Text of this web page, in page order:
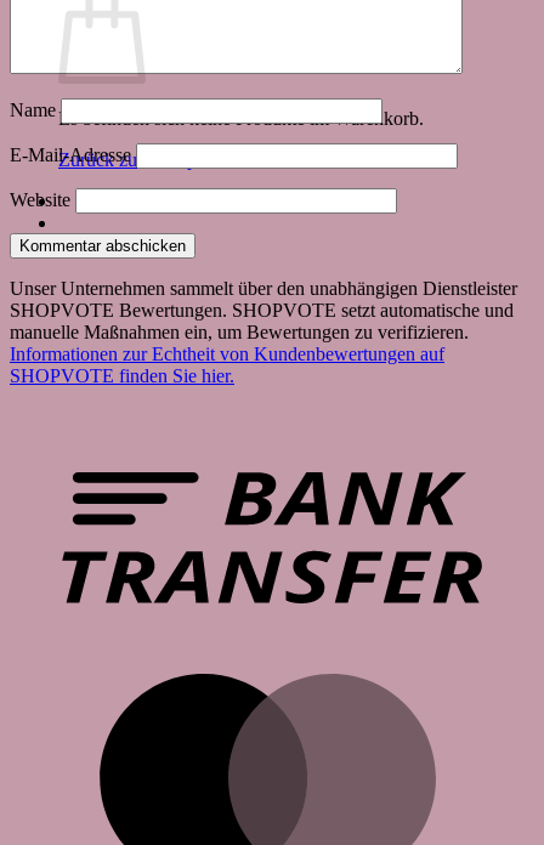
Es befinden sich keine Produkte im Warenkorb.
Zurück zum Shop
Name
E-Mail-Adresse
Website
Unser Unternehmen sammelt über den unabhängigen Dienstleister
SHOPVOTE Bewertungen. SHOPVOTE setzt automatische und
manuelle Maßnahmen ein, um Bewertungen zu verifizieren.
Informationen zur Echtheit von Kundenbewertungen auf
SHOPVOTE finden Sie hier.